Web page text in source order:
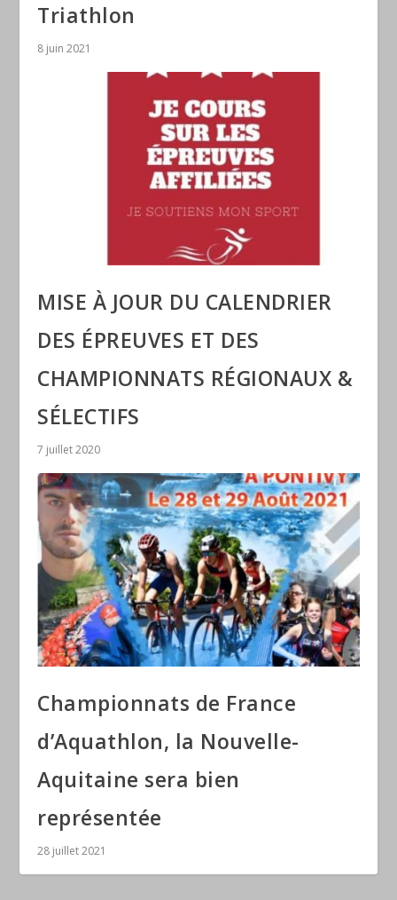
Triathlon
8 juin 2021
MISE À JOUR DU CALENDRIER
DES ÉPREUVES ET DES
CHAMPIONNATS RÉGIONAUX &
SÉLECTIFS
7 juillet 2020
Championnats de France
d’Aquathlon, la Nouvelle-
Aquitaine sera bien
représentée
28 juillet 2021